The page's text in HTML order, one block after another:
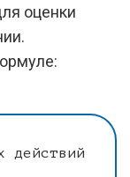
оценки
действий